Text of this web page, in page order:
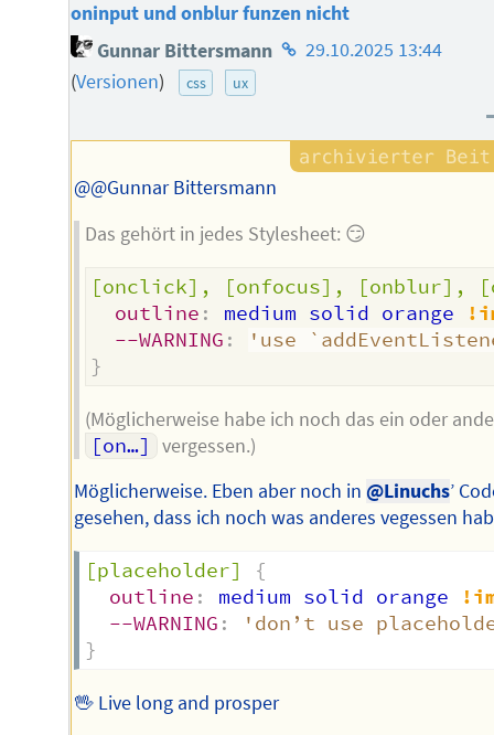
oninput und onblur funzen nicht
Gunnar Bittersmann Homepage
29.10.2025 13:44
(Versionen) css ux
@@Gunnar Bittersmann
Das gehört in jedes Stylesheet: 😏
[onclick], [onfocus], [onblur],
outline : medium solid orange
--WARNING :
'use
}
(Möglicherweise habe ich noch das ein oder
[on…]
vergessen.)
Möglicherweise. Eben aber noch in@Linuchs’
gesehen, dass ich noch was anderes vegessen
[placeholder]
{
outline : medium solid orange
--WARNING :
'don’t use
}
🖖 Live long and prosper